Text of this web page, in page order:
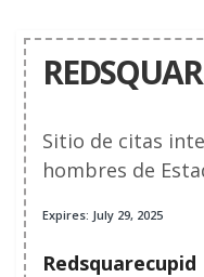
Sitio de citas
hombres de
Expires: July 29, 2025
Redsquarecupid